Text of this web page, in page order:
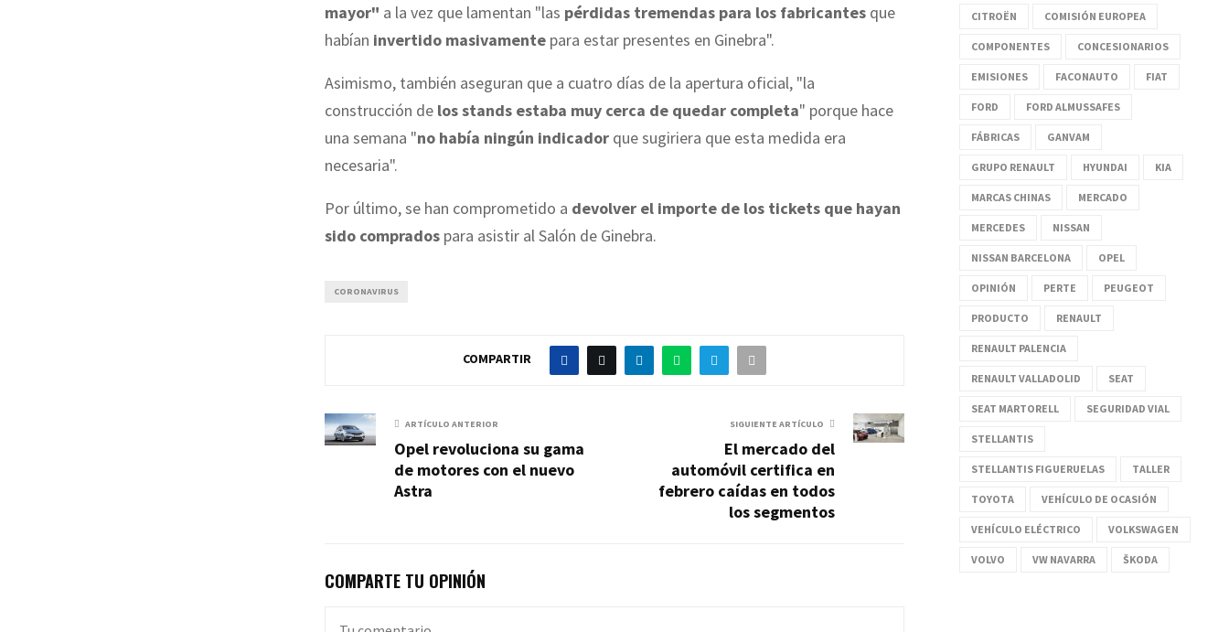
mayor" a la vez que lamentan "las pérdidas tremendas para los fabricantes que
habían invertido masivamente para estar presentes en Ginebra".
Asimismo, también aseguran que a cuatro días de la apertura oficial, "la
construcción de los stands estaba muy cerca de quedar completa" porque hace
una semana "no había ningún indicador que sugiriera que esta medida era
necesaria".
Por último, se han comprometido a devolver el importe de los tickets que hayan
sido comprados para asistir al Salón de Ginebra.
CORONAVIRUS
COMPARTIR
ARTÍCULO ANTERIOR
Opel revoluciona su gama
de motores con el nuevo
Astra
SIGUIENTE ARTÍCULO
El mercado del
automóvil certifica en
febrero caídas en todos
los segmentos
COMPARTE TU OPINIÓN
CITROËN COMISIÓN EUROPEA
COMPONENTES CONCESIONARIOS
EMISIONES FACONAUTO FIAT
FORD FORD ALMUSSAFES
FÁBRICAS GANVAM
GRUPO RENAULT HYUNDAI KIA
MARCAS CHINAS MERCADO
MERCEDES NISSAN
NISSAN BARCELONA OPEL
OPINIÓN PERTE PEUGEOT
PRODUCTO RENAULT
RENAULT PALENCIA
RENAULT VALLADOLID SEAT
SEAT MARTORELL SEGURIDAD VIAL
STELLANTIS
STELLANTIS FIGUERUELAS TALLER
TOYOTA VEHÍCULO DE OCASIÓN
VEHÍCULO ELÉCTRICO VOLKSWAGEN
VOLVO VW NAVARRA ŠKODA